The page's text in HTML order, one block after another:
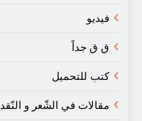
فيديو
ق ق جداً
كتب للتحميل
مقالات في الشّعر و النّقد